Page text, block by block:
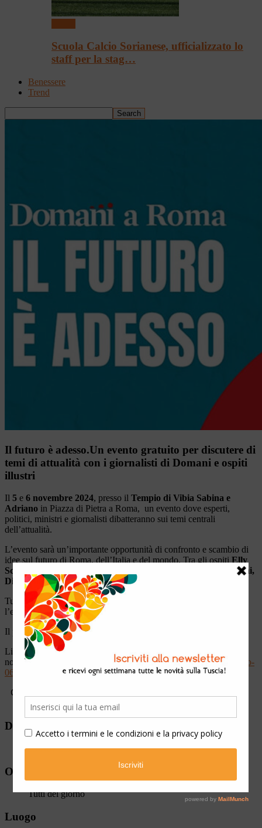
Scuola Calcio Sorianese, ufficializzato lo
staff per la stag…
Benessere
Trend
Il futuro è adesso.Un evento gratuito per discutere di
temi di attualità con i giornalisti di Domani e ospiti
illustri
Il 5 e 6 novembre 2024, presso il Tempio di Vibia Sabina e
Adriano in Piazza di Pietra a Roma, un evento dove esperti,
politici, ministri e giornalisti dibatteranno sui temi centrali
dell’attualità.
L’evento sarà un’importante opportunità di confronto e scambio di
idee sul futuro di Roma, dell’Italia e del mondo. Tra gli ospitiElly
Schlein
Annamaria Bernini,
Diego Bianchie molti altri.
Tutti i
panelmetteranno al centro temi centrali come l’ambiente,
l’economia, l’università, la cultura, l’innovazione e la sostenibilità.
Il programma potrebbe subire delle modifiche.
Link per l’evento del 6
novembre:
https://www.eventbrite.com/e/biglietti-il-futuro-e-adesso-
06112024-1048705705997?aff=oddtdtcreator&keep_tld=1
COMMENTA SU FACEBOOK
Data
05 Nov 2024
Ora
Tutti del giorno
Luogo